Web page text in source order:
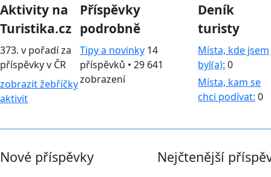
Aktivity na
Turistika.cz
373. v pořadí za
příspěvky v ČR
zobrazit žebříčky
aktivit
Příspěvky
podrobně
Tipy a novinky14
příspěvků • 29 641
zobrazení
Deník
turisty
Místa, kde jsem
byl(a): 0
Místa, kam se
chci podívat: 0
Nové příspěvky Nejčtenější